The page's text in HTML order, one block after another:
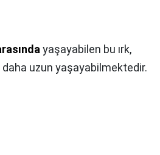
yaşayabilen bu ırk,
uzun yaşayabilmektedir.